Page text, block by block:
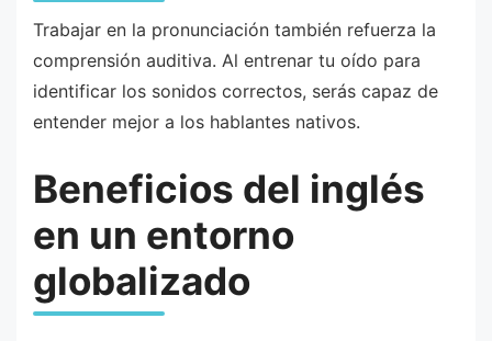
Trabajar en la pronunciación también refuerza la
comprensión auditiva. Al entrenar tu oído para
identificar los sonidos correctos, serás capaz de
entender mejor a los hablantes nativos.
Beneficios del inglés
en un entorno
globalizado